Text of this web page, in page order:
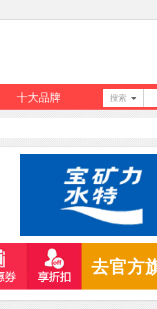
十大品牌 搜索
去官方